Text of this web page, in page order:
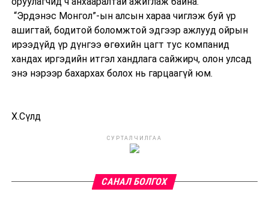
“Эрдэнэс Монгол”-ын алсын хараа чиглэж буй үр
ашигтай, бодитой боломжтой эдгээр ажлууд ойрын
ирээдүйд үр дүнгээ өгөхийн цагт тус компанид
хандах иргэдийн итгэл хандлага сайжирч, олон улсад
энэ нэрээр бахархах болох нь гарцаагүй юм.
Х.Сүлд
СУРТАЛЧИЛГАА
САНАЛ БОЛГОХ